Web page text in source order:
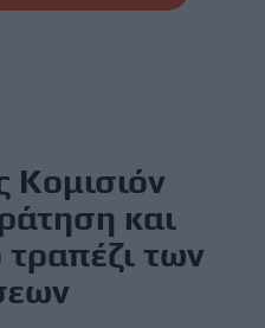
Κομισιόν
και
των